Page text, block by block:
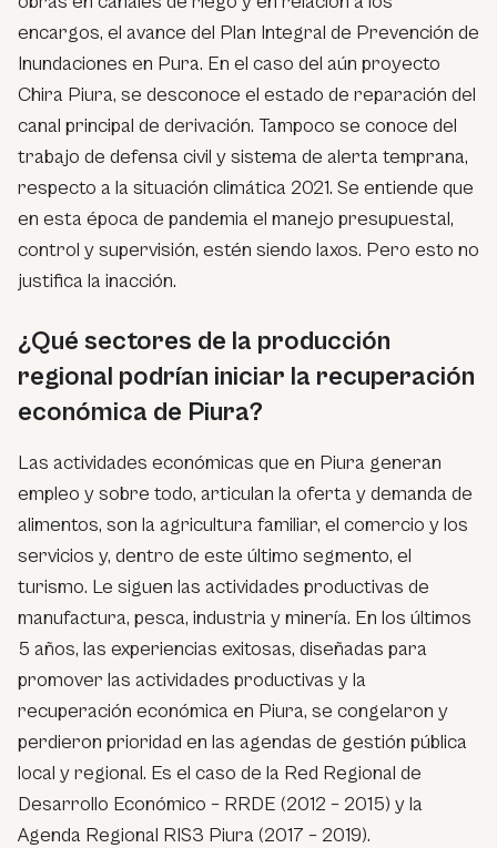
encargos, el avance del Plan Integral de Prevención de
Inundaciones en Pura. En el caso del aún proyecto
Chira Piura, se desconoce el estado de reparación del
canal principal de derivación. Tampoco se conoce del
trabajo de defensa civil y sistema de alerta temprana,
respecto a la situación climática 2021. Se entiende que
en esta época de pandemia el manejo presupuestal,
control y supervisión, estén siendo laxos. Pero esto no
justifica la inacción.
¿Qué sectores de la producción
regional podrían iniciar la recuperación
económica de Piura?
Las actividades económicas que en Piura generan
empleo y sobre todo, articulan la oferta y demanda de
alimentos, son la agricultura familiar, el comercio y los
servicios y, dentro de este último segmento, el
turismo. Le siguen las actividades productivas de
manufactura, pesca, industria y minería. En los últimos
5 años, las experiencias exitosas, diseñadas para
promover las actividades productivas y la
recuperación económica en Piura, se congelaron y
perdieron prioridad en las agendas de gestión pública
local y regional. Es el caso de la Red Regional de
Desarrollo Económico – RRDE (2012 – 2015) y la
Agenda Regional RIS3 Piura (2017 – 2019).